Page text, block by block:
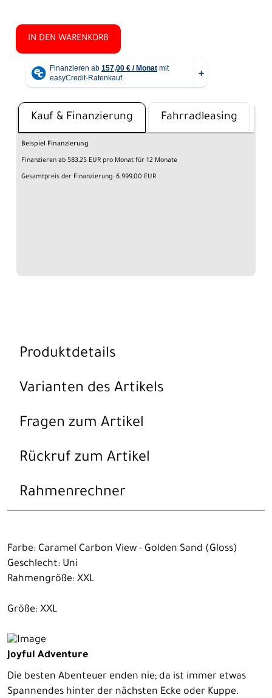
IN DEN WARENKORB
Kauf & Finanzierung Fahrradleasing
Beispiel Finanzierung
Finanzieren ab 583,25 EUR pro Monat für 12 Monate
Gesamtpreis der Finanzierung: 6.999,00 EUR
Produktdetails
Varianten des Artikels
Fragen zum Artikel
Rückruf zum Artikel
Rahmenrechner
Farbe: Caramel Carbon View - Golden Sand (Gloss)
Geschlecht: Uni
Rahmengröße: XXL
Größe: XXL
Joyful Adventure
Die besten Abenteuer enden nie; da ist immer etwas
Spannendes hinter der nächsten Ecke oder Kuppe.